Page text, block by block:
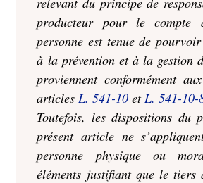
producteur pour le compte
personne est tenue de
à la prévention et à la gestion
proviennent conformément
articlesL. 541-10etL. 541-10-
Toutefois, les dispositions du
présent article ne
personne physique ou
éléments justifiant que le tiers